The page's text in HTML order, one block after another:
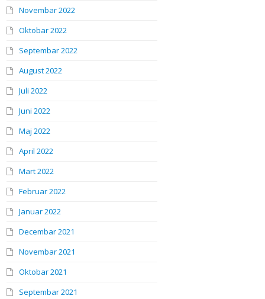
Novembar 2022
Oktobar 2022
Septembar 2022
August 2022
Juli 2022
Juni 2022
Maj 2022
April 2022
Mart 2022
Februar 2022
Januar 2022
Decembar 2021
Novembar 2021
Oktobar 2021
Septembar 2021